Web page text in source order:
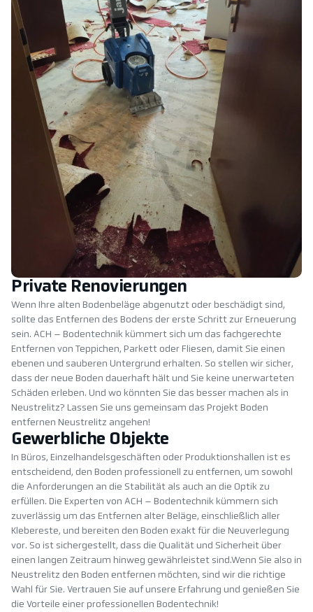
Private Renovierungen
Wenn Ihre alten Bodenbeläge abgenutzt oder beschädigt sind,
sollte das Entfernen des Bodens der erste Schritt zur Erneuerung
sein. ACH – Bodentechnik kümmert sich um das fachgerechte
Entfernen von Teppichen, Parkett oder Fliesen, damit Sie einen
ebenen und sauberen Untergrund erhalten. So stellen wir sicher,
dass der neue Boden dauerhaft hält und Sie keine unerwarteten
Schäden erleben. Und wo könnten Sie das besser machen als in
Neustrelitz? Lassen Sie uns gemeinsam das Projekt Boden
entfernen Neustrelitz angehen!
Gewerbliche Objekte
In Büros, Einzelhandelsgeschäften oder Produktionshallen ist es
entscheidend, den Boden professionell zu entfernen, um sowohl
die Anforderungen an die Stabilität als auch an die Optik zu
erfüllen. Die Experten von ACH – Bodentechnik kümmern sich
zuverlässig um das Entfernen alter Beläge, einschließlich aller
Klebereste, und bereiten den Boden exakt für die Neuverlegung
vor. So ist sichergestellt, dass die Qualität und Sicherheit über
einen langen Zeitraum hinweg gewährleistet sind.Wenn Sie also in
Neustrelitz den Boden entfernen möchten, sind wir die richtige
Wahl für Sie. Vertrauen Sie auf unsere Erfahrung und genießen Sie
die Vorteile einer professionellen Bodentechnik!